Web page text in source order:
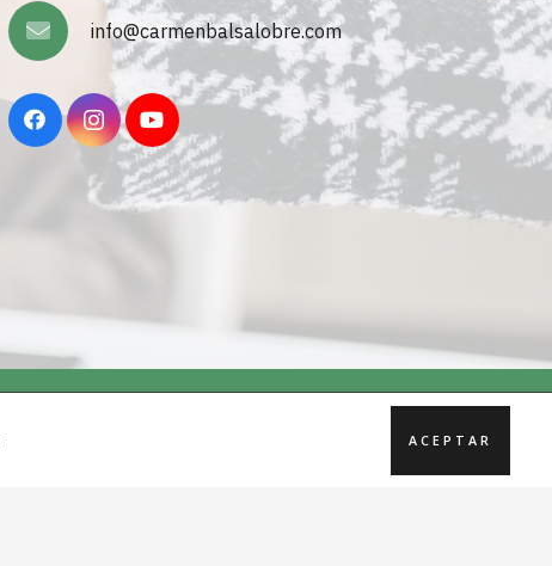
ACEPTAR
info@carmenbalsalobre.com